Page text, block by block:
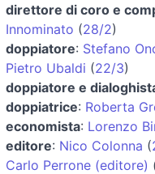
direttore di coro e
Innominato (28/2)
doppiatore: Stefano
Pietro Ubaldi (22/3)
doppiatore e
doppiatrice: Roberta
economista: Lorenzo
editore: Nico Colonna (
Carlo Perrone (editore)